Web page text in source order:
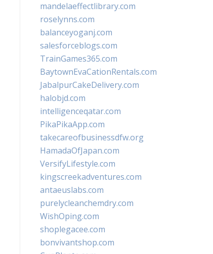
mandelaeffectlibrary.com
roselynns.com
balanceyoganj.com
salesforceblogs.com
TrainGames365.com
BaytownEvaCationRentals.com
JabalpurCakeDelivery.com
halobjd.com
intelligenceqatar.com
PikaPikaApp.com
takecareofbusinessdfw.org
HamadaOfJapan.com
VersifyLifestyle.com
kingscreekadventures.com
antaeuslabs.com
purelycleanchemdry.com
WishOping.com
shoplegacee.com
bonvivantshop.com